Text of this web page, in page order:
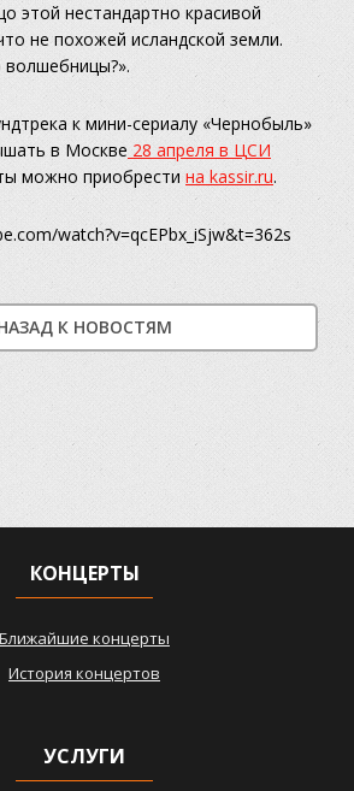
этой нестандартно красивой
не похожей исландской земли.
волшебницы?».
к мини-сериалу «Чернобыль»
в Москве 28 апреля в ЦСИ
можно приобрести на kassir.ru.
watch?v=qcEPbx_iSjw&t=362s
К НОВОСТЯМ
КОНЦЕРТЫ
Ближайшие концерты
История концертов
УСЛУГИ